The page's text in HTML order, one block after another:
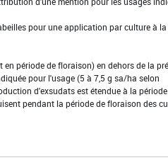
pour une application par culture à
période de floraison) en dehors de la
pour l'usage (5 à 7,5 g sa/ha selon
d'exsudats est étendue à la
pendant la période de floraison des